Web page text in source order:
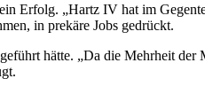
Erfolg. „Hartz IV hat im
in prekäre Jobs gedrückt.
hätte. „Da die Mehrheit